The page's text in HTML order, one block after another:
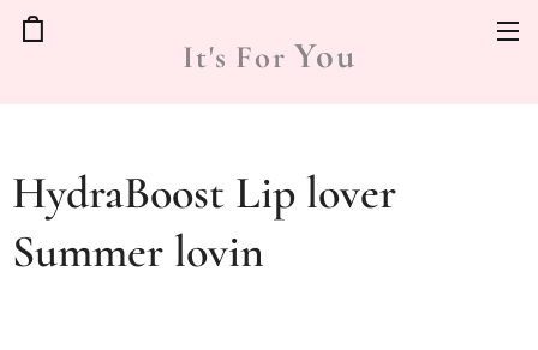
It's For You
HydraBoost Lip lover
Summer lovin